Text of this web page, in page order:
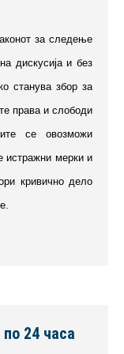
за следење
дискусија и без
станува збор за
права и слободи
се овозможи
истражни мерки и
кривично дело
24 часа